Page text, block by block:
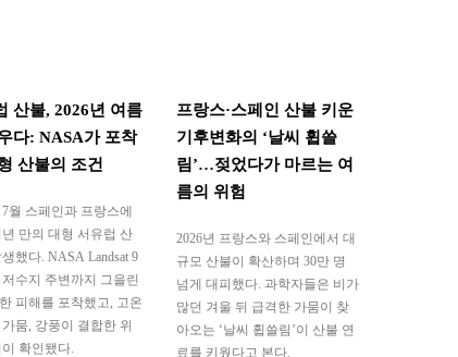
산불, 2026년 여름
다: NASA가 포착
산불의 조건
7월 스페인과 프랑스에
만의 대형 서유럽 산
했다. NASA Landsat 9
수지 주변까지 그을린
피해를 포착했고, 고온
뭄, 강풍이 결합한 위
확인됐다.
프랑스·스페인 산불 키운
기후변화의 ‘날씨 휩쓸
림’…젖었다가 마르는 여
름의 위험
2026년 프랑스와 스페인에서 대
규모 산불이 확산하며 30만 명
넘게 대피했다. 과학자들은 비가
많던 겨울 뒤 급격한 가뭄이 찾
아오는 ‘날씨 휩쓸림’이 산불 연
료를 키웠다고 본다.